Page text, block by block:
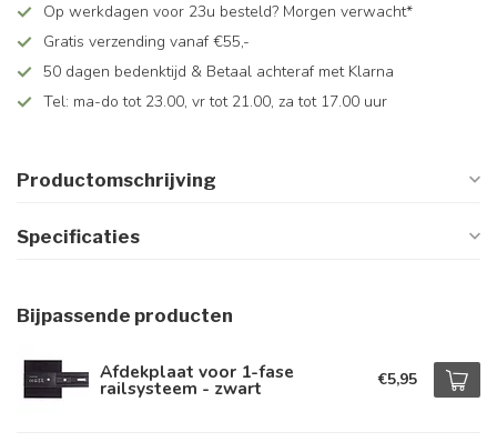
Op werkdagen voor 23u besteld? Morgen verwacht*
Gratis verzending vanaf €55,-
50 dagen bedenktijd & Betaal achteraf met Klarna
Tel: ma-do tot 23.00, vr tot 21.00, za tot 17.00 uur
Productomschrijving
Specificaties
Bijpassende producten
Afdekplaat voor 1-fase
railsysteem - zwart €5,95